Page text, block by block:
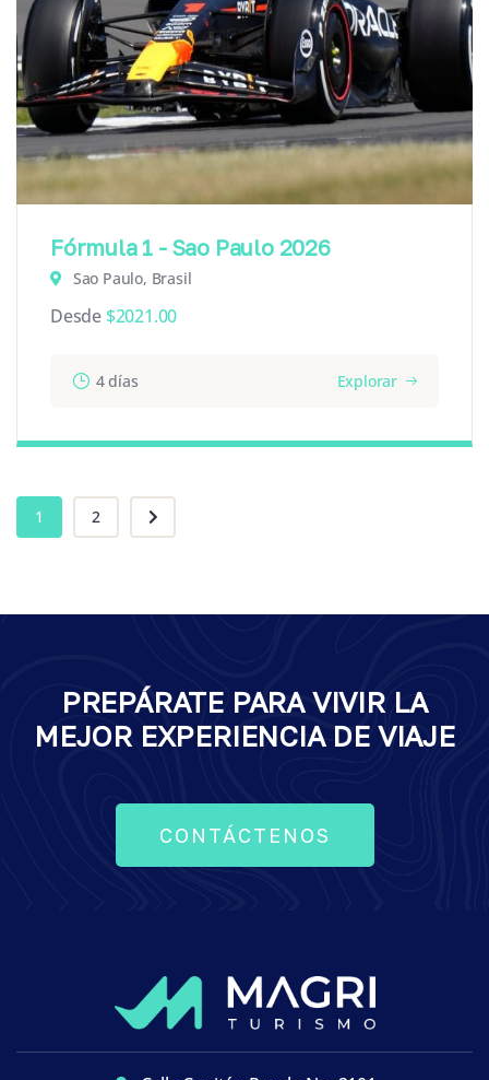
Fórmula 1 - Sao Paulo 2026
Sao Paulo, Brasil
Desde $2021.00
4 días Explorar
1 2
PREPÁRATE PARA VIVIR LA
MEJOR EXPERIENCIA DE VIAJE
CONTÁCTENOS